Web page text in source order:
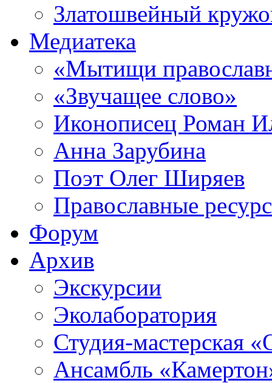
Златошвейный
Медиатека
«Мытищи
«Звучащее слово»
Иконописец Роман
Анна Зарубина
Поэт Олег Ширяев
Православные
Форум
Архив
Экскурсии
Эколаборатория
Студия-мастерская
Ансамбль